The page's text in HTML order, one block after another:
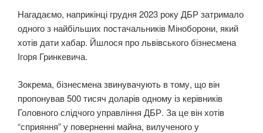
Нагадаємо, наприкінці грудня 2023 року ДБР затримало
одного з найбільших постачальників Міноборони, який
хотів дати хабар. Йшлося про львівського бізнесмена
Ігоря Гринкевича.
Зокрема, бізнесмена звинувачують в тому, що він
пропонував 500 тисяч доларів одному із керівників
Головного слідчого управління ДБР. За це він хотів
“сприяння” у поверненні майна, вилученого у